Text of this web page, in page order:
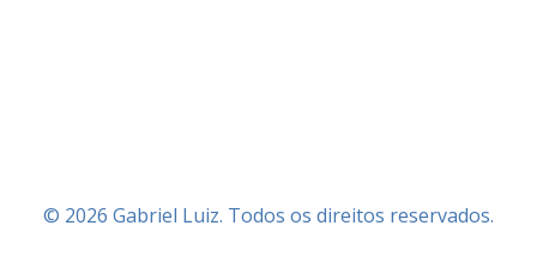
© 2026 Gabriel Luiz. Todos os direitos reservados.